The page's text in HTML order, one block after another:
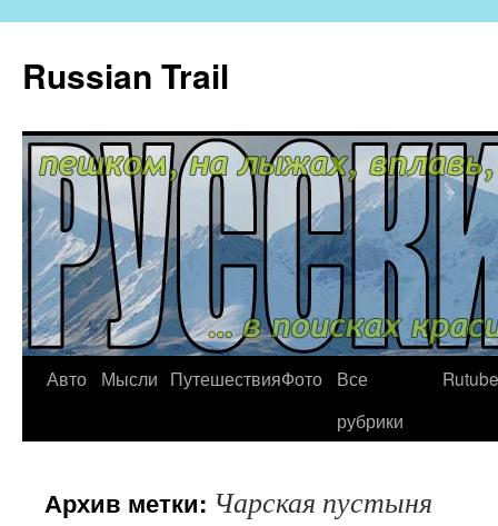
Russian Trail
Авто Мысли ПутешествияФото
Все
рубрики
Rutube
Архив метки: Чарская пустыня